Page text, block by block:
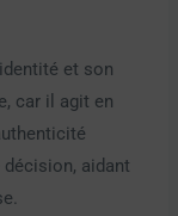
et son
car il agit en
aidant